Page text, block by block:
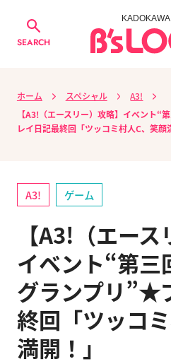
SEARCH
ホーム スペシャル
A3!
【A3!（エースリー）攻略】イベント
レイ日記最終回「ツッコミ村人C、笑顔
A3! ゲーム
【A3!（エース
イベント“第三
グランプリ”★
終回「ツッコ
満開！」